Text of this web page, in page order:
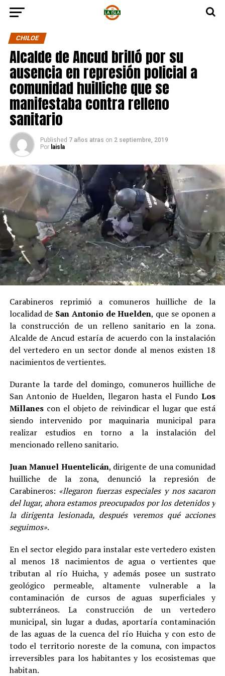
CHILOE
Alcalde de Ancud brilló por su
ausencia en represión policial a
comunidad huilliche que se
manifestaba contra relleno
sanitario
Published 7 años atras on 2 septiembre, 2019
Por laisla
Carabineros reprimió a comuneros huilliche de la
localidad de San Antonio de Huelden, que se oponen a
la construcción de un relleno sanitario en la zona.
Alcalde de Ancud estaría de acuerdo con la instalación
del vertedero en un sector donde al menos existen 18
nacimientos de vertientes.
Durante la tarde del domingo, comuneros huilliche de
San Antonio de Huelden, llegaron hasta el FundoLos
Millanescon el objeto de reivindicar el lugar que está
siendo intervenido por maquinaria municipal para
realizar estudios en torno a la instalación del
mencionado relleno sanitario.
Juan Manuel Huentelicán, dirigente de una comunidad
huilliche de la zona, denunció la represión de
Carabineros: «llegaron fuerzas especiales y nos sacaron
del lugar, ahora estamos preocupados por los detenidos y
la dirigenta lesionada, después veremos qué acciones
seguimos».
En el sector elegido para instalar este vertedero existen
al menos 18 nacimientos de agua o vertientes que
tributan al río Huicha, y además posee un sustrato
geológico permeable, altamente vulnerable a la
contaminación de cursos de aguas superficiales y
subterráneos. La construcción de un vertedero
municipal, sin lugar a dudas, aportaría contaminación
de las aguas de la cuenca del río Huicha y con esto de
todo el territorio noreste de la comuna, con impactos
irreversibles para los habitantes y los ecosistemas que
habitan.